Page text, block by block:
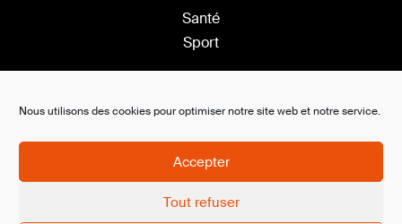
Nous utilisons des cookies pour optimiser notre site web et notre service.
Accepter
Tout refuser
Ambiance sonore
Affichage dynamique
Ambiance olfactive
Santé
Sport